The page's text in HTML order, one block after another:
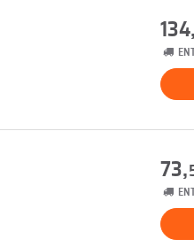
134,
73,